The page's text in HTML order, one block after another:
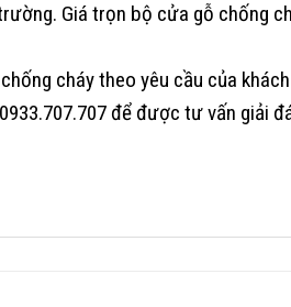
Giá trọn bộ cửa gỗ chống
cháy theo yêu cầu của
để được tư vấn giải